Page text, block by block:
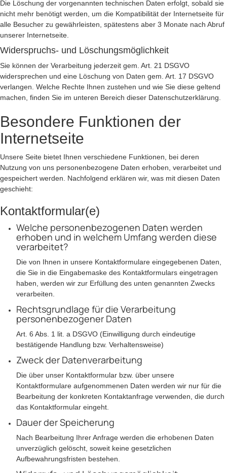
Die Löschung der vorgenannten technischen Daten erfolgt, sobald sie
nicht mehr benötigt werden, um die Kompatibilität der Internetseite für
alle Besucher zu gewährleisten, spätestens aber 3 Monate nach Abruf
unserer Internetseite.
Widerspruchs- und Löschungsmöglichkeit
Sie können der Verarbeitung jederzeit gem. Art. 21 DSGVO
widersprechen und eine Löschung von Daten gem. Art. 17 DSGVO
verlangen. Welche Rechte Ihnen zustehen und wie Sie diese geltend
machen, finden Sie im unteren Bereich dieser Datenschutzerklärung.
Besondere Funktionen der
Internetseite
Unsere Seite bietet Ihnen verschiedene Funktionen, bei deren
Nutzung von uns personenbezogene Daten erhoben, verarbeitet und
gespeichert werden. Nachfolgend erklären wir, was mit diesen Daten
geschieht:
Kontaktformular(e)
Welche personenbezogenen Daten werden
erhoben und in welchem Umfang werden diese
verarbeitet?
Die von Ihnen in unsere Kontaktformulare eingegebenen Daten,
die Sie in die Eingabemaske des Kontaktformulars eingetragen
haben, werden wir zur Erfüllung des unten genannten Zwecks
verarbeiten.
Rechtsgrundlage für die Verarbeitung
personenbezogener Daten
Art. 6 Abs. 1 lit. a DSGVO (Einwilligung durch eindeutige
bestätigende Handlung bzw. Verhaltensweise)
Zweck der Datenverarbeitung
Die über unser Kontaktformular bzw. über unsere
Kontaktformulare aufgenommenen Daten werden wir nur für die
Bearbeitung der konkreten Kontaktanfrage verwenden, die durch
das Kontaktformular eingeht.
Dauer der Speicherung
Nach Bearbeitung Ihrer Anfrage werden die erhobenen Daten
unverzüglich gelöscht, soweit keine gesetzlichen
Aufbewahrungsfristen bestehen.